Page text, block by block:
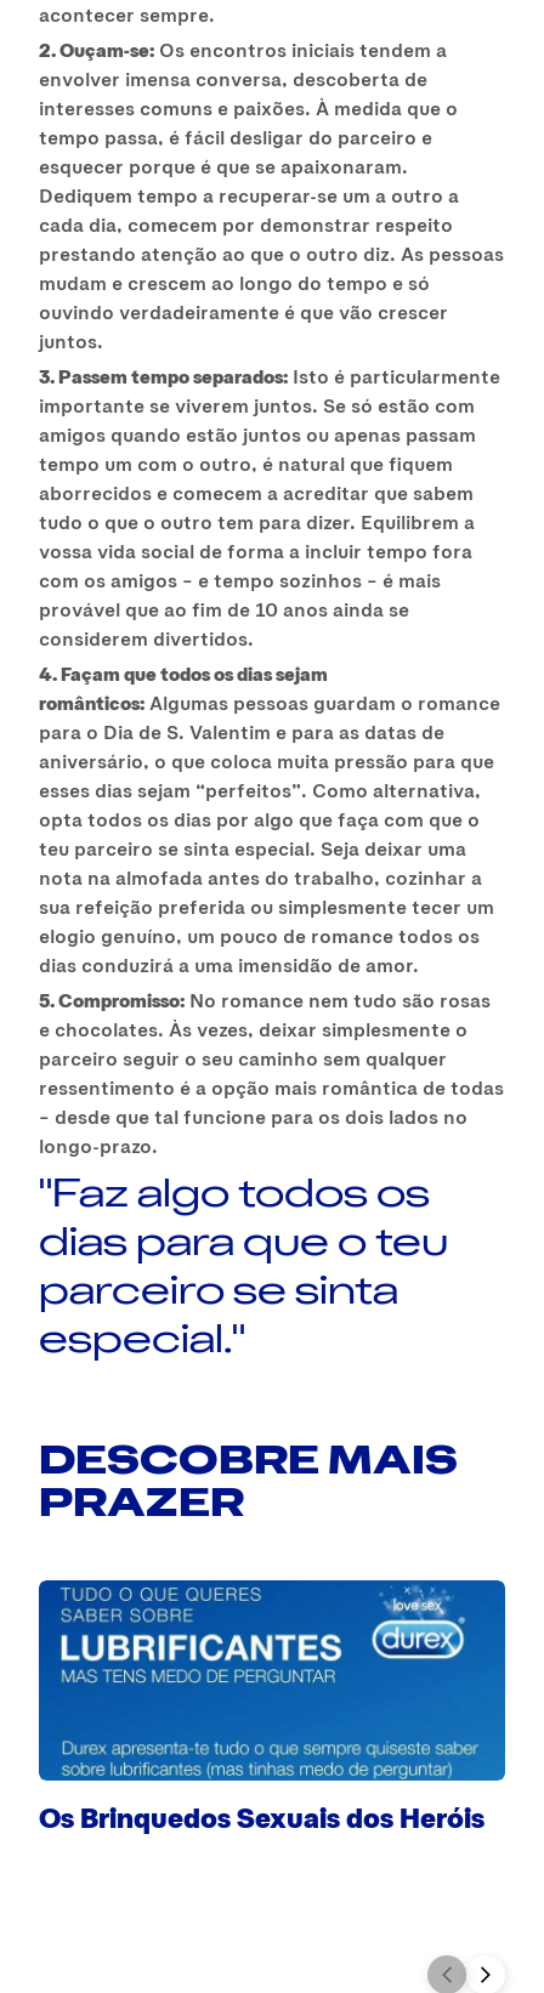
acontecer sempre.
2. Ouçam-se: Os encontros iniciais tendem a
envolver imensa conversa, descoberta de
interesses comuns e paixões. À medida que o
tempo passa, é fácil desligar do parceiro e
esquecer porque é que se apaixonaram.
Dediquem tempo a recuperar-se um a outro a
cada dia, comecem por demonstrar respeito
prestando atenção ao que o outro diz. As pessoas
mudam e crescem ao longo do tempo e só
ouvindo verdadeiramente é que vão crescer
juntos.
3. Passem tempo separados: Isto é particularmente
importante se viverem juntos. Se só estão com
amigos quando estão juntos ou apenas passam
tempo um com o outro, é natural que fiquem
aborrecidos e comecem a acreditar que sabem
tudo o que o outro tem para dizer. Equilibrem a
vossa vida social de forma a incluir tempo fora
com os amigos – e tempo sozinhos – é mais
provável que ao fim de 10 anos ainda se
considerem divertidos.
4. Façam que todos os dias sejam
românticos: Algumas pessoas guardam o romance
para o Dia de S. Valentim e para as datas de
aniversário, o que coloca muita pressão para que
esses dias sejam “perfeitos”. Como alternativa,
opta todos os dias por algo que faça com que o
teu parceiro se sinta especial. Seja deixar uma
nota na almofada antes do trabalho, cozinhar a
sua refeição preferida ou simplesmente tecer um
elogio genuíno, um pouco de romance todos os
dias conduzirá a uma imensidão de amor.
5. Compromisso: No romance nem tudo são rosas
e chocolates. Às vezes, deixar simplesmente o
parceiro seguir o seu caminho sem qualquer
ressentimento é a opção mais romântica de todas
– desde que tal funcione para os dois lados no
longo-prazo.
"Faz algo todos os
dias para que o teu
parceiro se sinta
especial."
DESCOBRE MAIS
PRAZER
Os Brinquedos Sexuais dos Heróis